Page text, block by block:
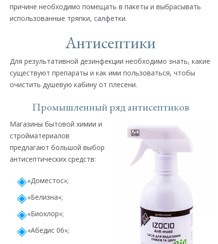
причине необходимо помещать в пакеты и выбрасывать
использованные тряпки, салфетки.
Антисептики
Для результативной дезинфекции необходимо знать, какие
существуют препараты и как ими пользоваться, чтобы
очистить душевую кабину от плесени.
Промышленный ряд антисептиков
Магазины бытовой химии и
стройматериалов
предлагают большой выбор
антисептических средств:
«Доместос»;
«Белизна»;
«Биохлор»;
«Абедис 06»;